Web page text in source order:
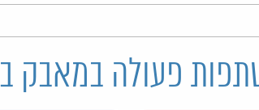
פעולה במאבק